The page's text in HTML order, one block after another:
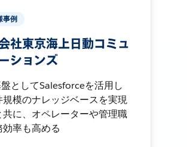
事例
社東京海上日動コミュ
ションズ
盤としてSalesforceを活用し
規模のナレッジベースを実現
共に、オペレーターや管理職
効率も高める